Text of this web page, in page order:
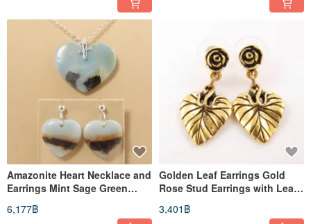
Amazonite Heart Necklace and
Earrings Mint Sage Green
6,177฿
Golden Leaf Earrings Gold
Rose Stud Earrings with Leaf
3,401฿